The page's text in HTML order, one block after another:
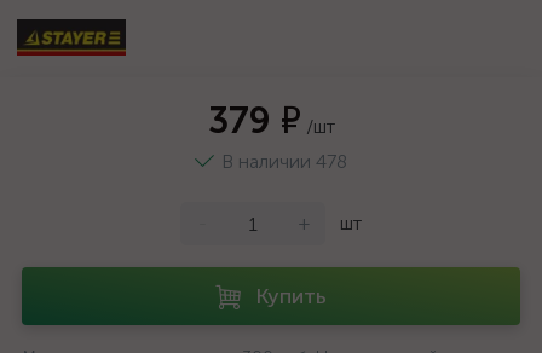
379 ₽ /шт
В наличии 478
+ шт
Купить